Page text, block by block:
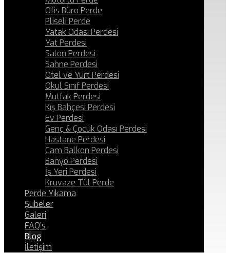
Ofis Büro Perde
Pliseli Perde
Yatak Odası Perdesi
Yat Perdesi
Salon Perdesi
Sahne Perdesi
Otel ve Yurt Perdesi
Okul Sınıf Perdesi
Mutfak Perdesi
Kış Bahçesi Perdesi
Ev Perdesi
Genç & Çocuk Odası Perdesi
Hastane Perdesi
Cam Balkon Perdesi
Banyo Perdesi
İş Yeri Perdesi
Kruvaze Tül Perde
Perde Yıkama
Şubeler
Galeri
FAQ’s
Blog
İletişim